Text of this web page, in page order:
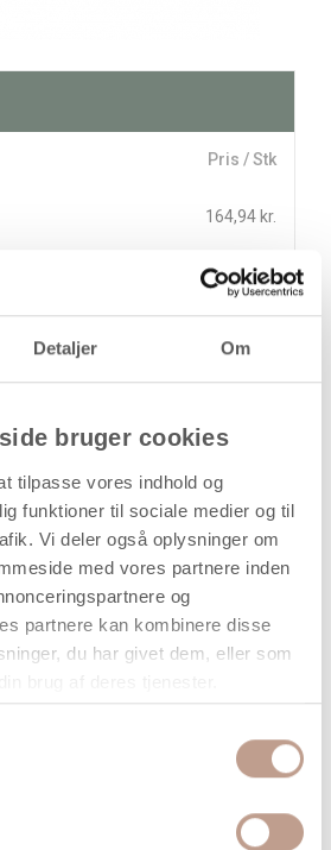
Detaljer Om
bruger cookies
tilpasse vores indhold og
funktioner til sociale medier og til
Vi deler også oplysninger om
med vores partnere inden
og
partnere kan kombinere disse
du har givet dem, eller som
Pris / Stk
164,94 kr.
164,94
Læg i kurven
Din bestilling er først bindende,
når vi har bekræftet din ordre.